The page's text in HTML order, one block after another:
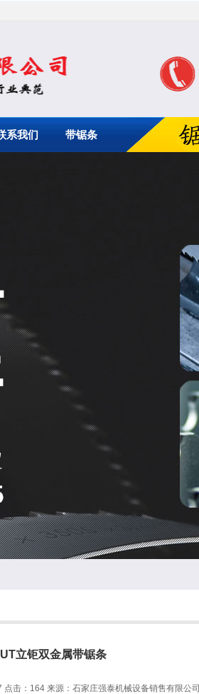
系我们 带锯条
立钜双金属带锯条
击：164 来源：石家庄强泰机械设备销售有限公司